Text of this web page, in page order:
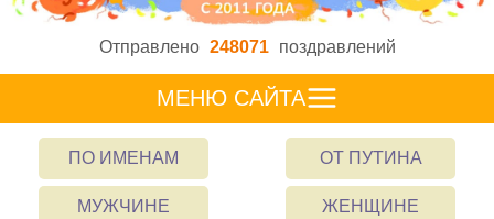
Отправлено 248071 поздравлений
МЕНЮ САЙТА
ПО ИМЕНАМ ОТ ПУТИНА
МУЖЧИНЕ ЖЕНЩИНЕ